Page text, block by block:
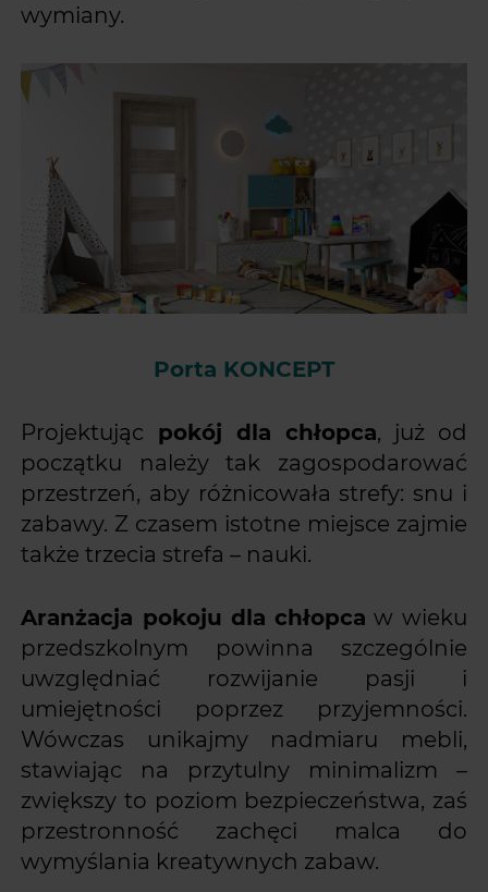
wymiany.
Porta KONCEPT
Projektując pokój dla chłopca, już od
początku należy tak zagospodarować
przestrzeń, aby różnicowała strefy: snu i
zabawy. Z czasem istotne miejsce zajmie
także trzecia strefa – nauki.
Aranżacja pokoju dla chłopca w wieku
przedszkolnym powinna szczególnie
uwzględniać rozwijanie pasji i
umiejętności poprzez przyjemności.
Wówczas unikajmy nadmiaru mebli,
stawiając na przytulny minimalizm –
zwiększy to poziom bezpieczeństwa, zaś
przestronność zachęci malca do
wymyślania kreatywnych zabaw.